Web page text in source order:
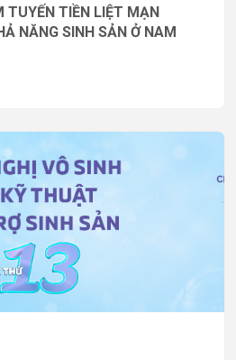
TUYẾN TIỀN LIỆT MẠN
NĂNG SINH SẢN Ở NAM